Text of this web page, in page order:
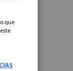
que